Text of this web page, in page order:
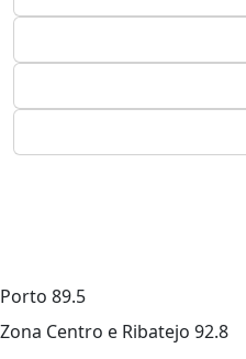
Porto 89.5
Zona Centro e Ribatejo 92.8